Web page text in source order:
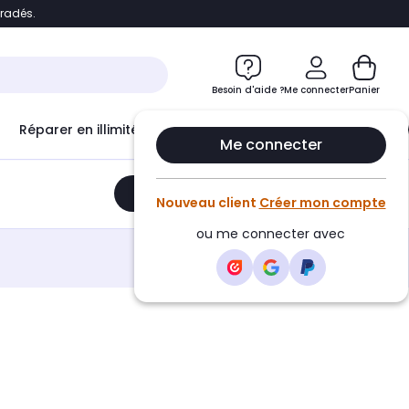
Accéder directement au chatbot
Besoin d'aide ?Me connecter
Me connecter
Nouveau client Créer mon compte
ou me connecter avec
Panier
Réparer en illimité avec Le Club Infinity
Ajouter au panier •